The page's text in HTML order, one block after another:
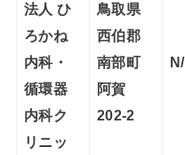
法人 ひ
ろかね
内科・
循環器
内科ク
リニッ
鳥取県
西伯郡
南部町
阿賀
202-2